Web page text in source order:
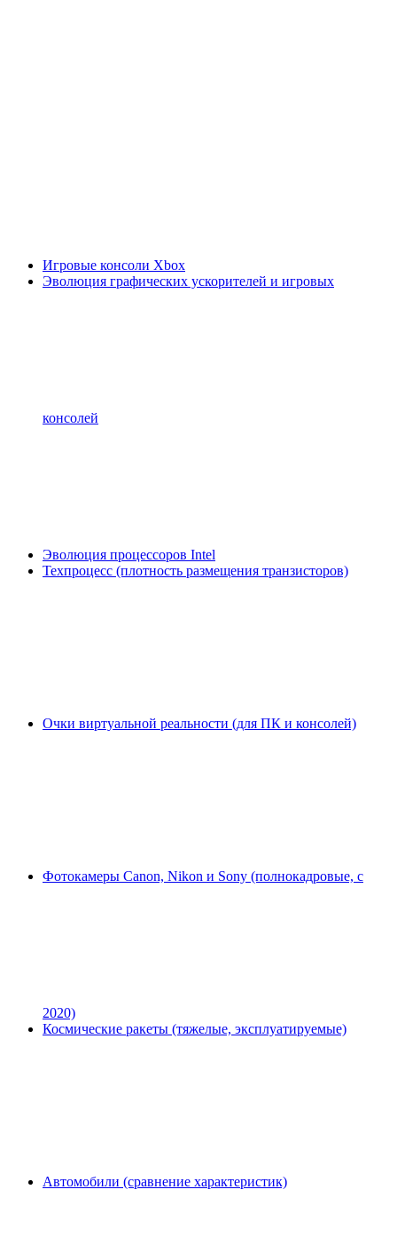
Игровые консоли Xbox
Эволюция графических ускорителей и игровых
консолей
Эволюция процессоров Intel
Техпроцесс (плотность размещения транзисторов)
Очки виртуальной реальности (для ПК и консолей)
Фотокамеры Canon, Nikon и Sony (полнокадровые, с
2020)
Космические ракеты (тяжелые, эксплуатируемые)
Автомобили (сравнение характеристик)